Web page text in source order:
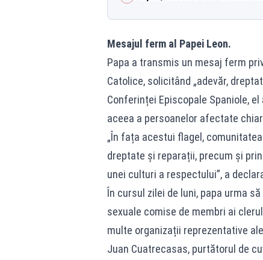
Mesajul ferm al Papei Leon.
Papa a transmis un mesaj ferm
Catolice, solicitând „adevăr,
Conferinței Episcopale Spaniole,
aceea a persoanelor afectate
„În fața acestui flagel,
dreptate și reparații, precum și
unei culturi a respectului”, a
În cursul zilei de luni, papa urma
sexuale comise de membri ai
multe organizații reprezentative
Juan Cuatrecasas, purtătorul de